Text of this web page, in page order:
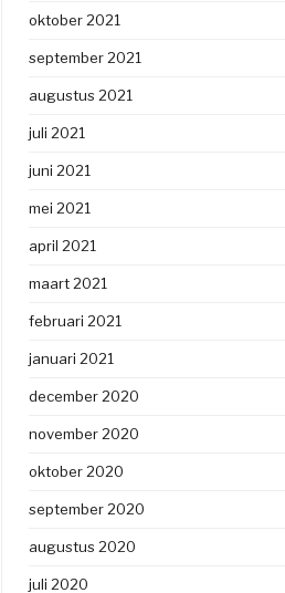
oktober 2021
september 2021
augustus 2021
juli 2021
juni 2021
mei 2021
april 2021
maart 2021
februari 2021
januari 2021
december 2020
november 2020
oktober 2020
september 2020
augustus 2020
juli 2020